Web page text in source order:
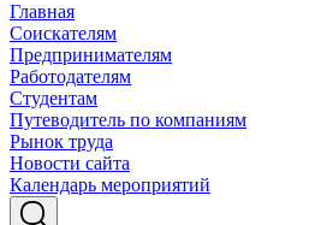
Главная
Соискателям
Предпринимателям
Работодателям
Студентам
Путеводитель по компаниям
Рынок труда
Новости сайта
Календарь мероприятий